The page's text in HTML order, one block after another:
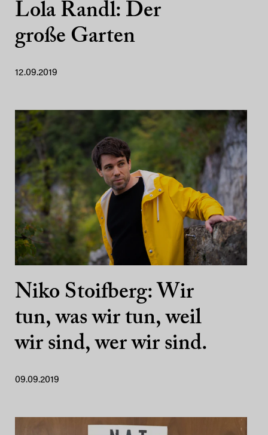
Lola Randl: Der
große Garten
12.09.2019
Niko Stoifberg: Wir
tun, was wir tun, weil
wir sind, wer wir sind.
09.09.2019